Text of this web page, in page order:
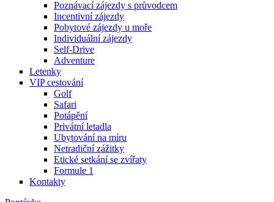
Poznávací zájezdy s průvodcem
Incentivní zájezdy
Pobytové zájezdy u moře
Individuální zájezdy
Self-Drive
Adventure
Letenky
VIP cestování
Golf
Safari
Potápění
Privátní letadla
Ubytování na míru
Netradiční zážitky
Etické setkání se zvířaty
Formule 1
Kontakty